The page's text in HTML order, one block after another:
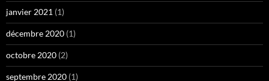
janvier 2021 (1)
décembre 2020 (1)
octobre 2020 (2)
septembre 2020 (1)